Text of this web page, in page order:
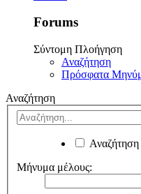
Forums
Σύντομη Πλοήγηση
Αναζήτηση
Πρόσφατα
Αναζήτηση
Αναζήτηση
Μήνυμα μέλους: